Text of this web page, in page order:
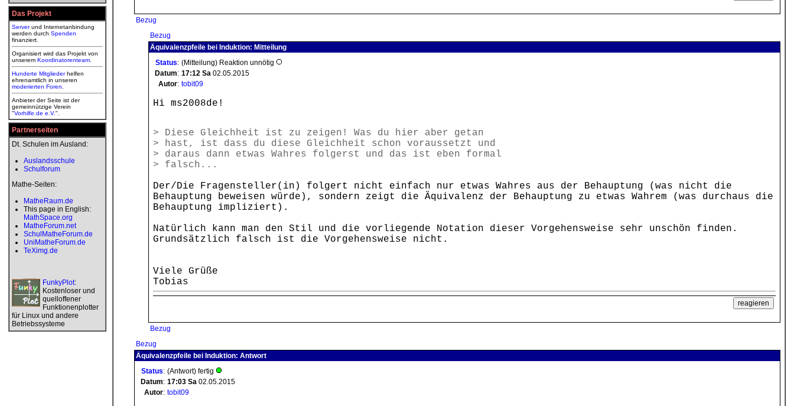
Das Projekt
Serverund Internetanbindung
werden durch Spenden
finanziert.
Organisiert wird das Projekt von
unserem Koordinatorenteam
Hunderte Mitgliederhelfen
ehrenamtlich in unseren
moderierten Foren
Anbieter der Seite ist der
gemeinnützige Verein
"Vorhilfe.de e.V.".
Partnerseiten
Dt. Schulen im Ausland:
Auslandsschule
Schulforum
Mathe-Seiten:
MatheRaum.de
This page in English:
MathSpace.org
MatheForum.net
SchulMatheForum.de
UniMatheForum.de
TeXimg.de
FunkyPlot:
Kostenloser und
quelloffener
Funktionenplotter
für Linux und andere
Betriebssysteme
Bezug
Bezug
Äquivalenzpfeile bei Induktion: Mitteilung
Status: (Mitteilung) Reaktion unnötig
Datum: 17:12 Sa 02.05.2015
Autor: tobit09
Hi ms2008de!
> Diese Gleichheit ist zu zeigen! Was du hier aber getan
> hast, ist dass du diese Gleichheit schon voraussetzt und
> daraus dann etwas Wahres folgerst und das ist eben formal
> falsch...
Der/Die Fragensteller(in) folgert nicht einfach nur etwas Wahres aus der Behauptung (was nicht die
Behauptung beweisen würde), sondern zeigt die Äquivalenz der Behauptung zu etwas Wahrem (was durchaus die
Behauptung impliziert).
Natürlich kann man den Stil und die vorliegende Notation dieser Vorgehensweise sehr unschön finden.
Grundsätzlich falsch ist die Vorgehensweise nicht.
Viele Grüße
Tobias
Bezug
Bezug
Äquivalenzpfeile bei Induktion: Antwort
Status: (Antwort) fertig
Datum: 17:03 Sa 02.05.2015
Autor: tobit09